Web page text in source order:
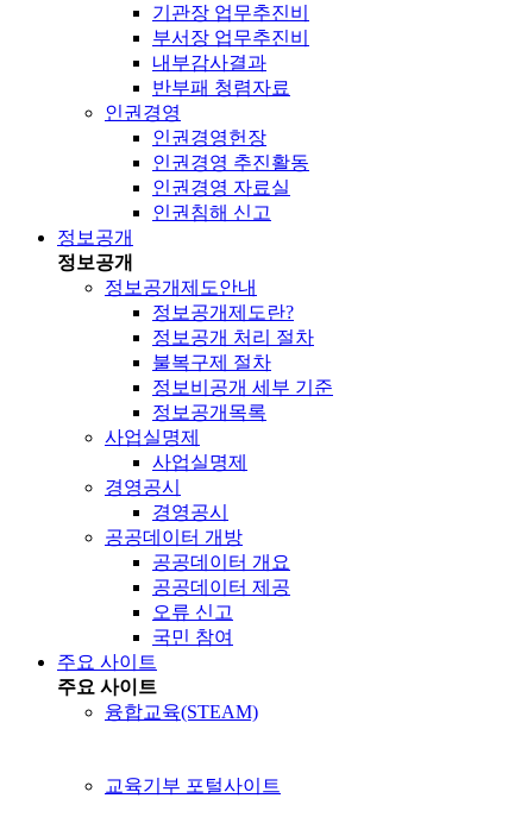
기관장 업무추진비
부서장 업무추진비
내부감사결과
반부패 청렴자료
인권경영
인권경영헌장
인권경영 추진활동
인권경영 자료실
인권침해 신고
정보공개
정보공개
정보공개제도안내
정보공개제도란?
정보공개 처리 절차
불복구제 절차
정보비공개 세부 기준
정보공개목록
사업실명제
사업실명제
경영공시
경영공시
공공데이터 개방
공공데이터 개요
공공데이터 제공
오류 신고
국민 참여
주요 사이트
주요 사이트
융합교육(STEAM)
교육기부 포털사이트